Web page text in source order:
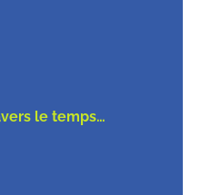
le temps…